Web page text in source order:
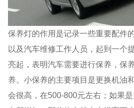
保养灯的作用是记录一些重要配件
以及汽车维修工作人员，起到一个
亮起，表明汽车需要进行保养，保
养。小保养的主要项目是更换机油
会很高，在500-800元左右；如果